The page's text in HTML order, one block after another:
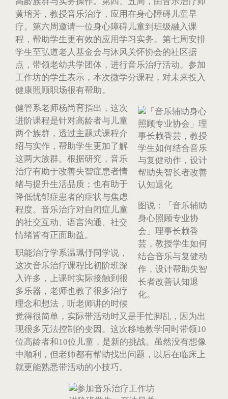
黄堉芳，教授音乐治疗，应用在身心障碍儿童早
疗。第六周邀请一位身心障碍儿童到班级融入课
程，帮助学生更有效的应用学习实务。第七周安排
学生至弘道老人基金会与沐风关怀协会的社区据
点，带领老幼共学团体，进行音乐治疗活动。参加
工作坊的学生表示，本次微学分课程，对未来投入
健康照顾职场很有帮助。
图说：「音乐辅助
身心照顾专业协
会」理事长赖香
芸，教授学生如何
结合音乐与复健动
作，设计帮助失智
长者改善认知退
化。
健管系老师杨尚育指出，这次
进阶课程是针对高龄者与儿童
两个族群，透过主题式课程介
绍与实作，帮助学生更加了解
这两大族群。根据研究，音乐
治疗有助于改善失智症患者情
绪与提升生活品质；也有助于
降低忧郁症患者的症状与焦虑
程度。音乐治疗对自闭症儿童
的社交互动、语言沟通、社交
情绪皆有正面助益。
职能治疗学系温珮伃同学说，
这次音乐治疗课程比初阶班深
入许多，上课时实际接触到很
多乐器，老师也教了很多治疗
理念和想法，听老师讲的时候
觉得很简单，实际带活动时又是手忙脚乱，因为出
现很多无法控制的变因。这次移地教学同时带领10
位高龄者和10位儿童，是新的挑战。虽然没有想像
中顺利，但老师都有帮助找出问题，以后在临床上
就更能熟悉带活动的小技巧。